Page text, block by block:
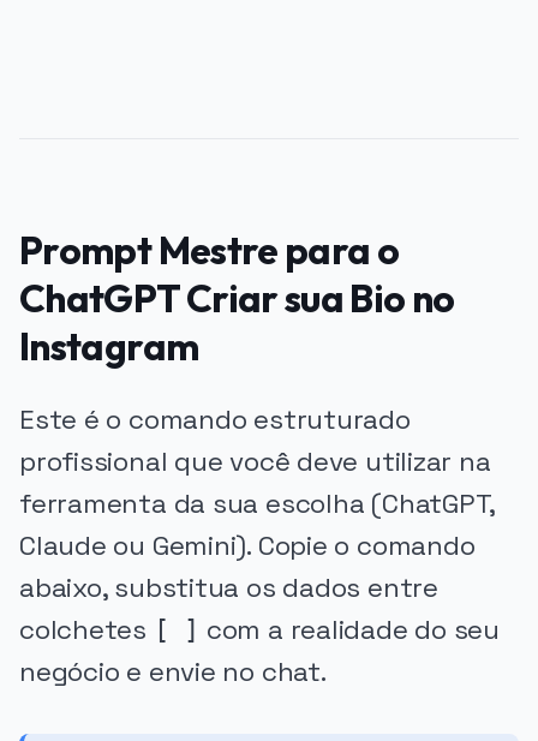
Prompt Mestre para o
ChatGPT Criar sua Bio no
Instagram
Este é o comando estruturado
profissional que você deve utilizar na
ferramenta da sua escolha (ChatGPT,
Claude ou Gemini). Copie o comando
abaixo, substitua os dados entre
colchetes [ ] com a realidade do seu
negócio e envie no chat.